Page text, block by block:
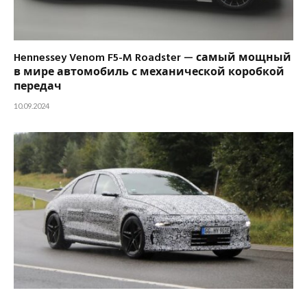
Hennessey Venom F5-M Roadster — самый мощный
в мире автомобиль с механической коробкой
передач
10.09.2024